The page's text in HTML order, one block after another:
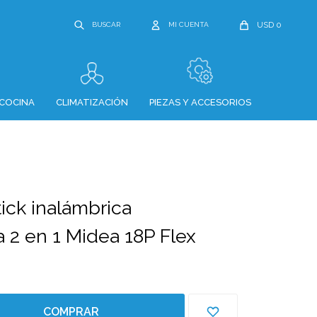
CLIMATIZACIÓN PIEZAS Y ACCESORIOS
USD 0
inalámbrica
en 1 Midea 18P Flex
COMPRAR